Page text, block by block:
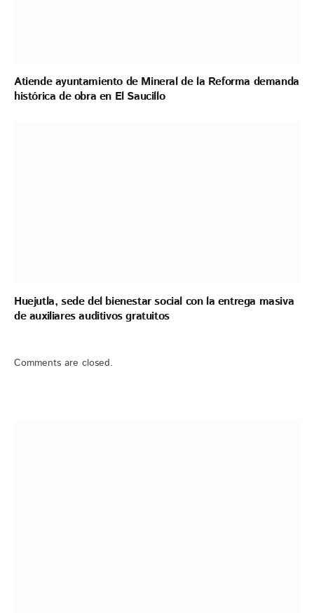
Atiende ayuntamiento de Mineral de la Reforma demanda
histórica de obra en El Saucillo
Huejutla, sede del bienestar social con la entrega masiva
de auxiliares auditivos gratuitos
Comments are closed.